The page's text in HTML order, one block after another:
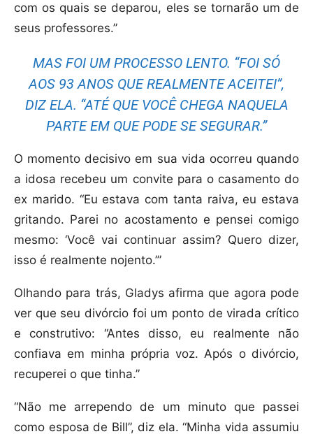
com os quais se deparou, eles se tornarão um de
seus professores.”
MAS FOI UM PROCESSO LENTO. “FOI SÓ
AOS 93 ANOS QUE REALMENTE ACEITEI”,
DIZ ELA. “ATÉ QUE VOCÊ CHEGA NAQUELA
PARTE EM QUE PODE SE SEGURAR.”
O momento decisivo em sua vida ocorreu quando
a idosa recebeu um convite para o casamento do
ex marido. “Eu estava com tanta raiva, eu estava
gritando. Parei no acostamento e pensei comigo
mesmo: ‘Você vai continuar assim? Quero dizer,
isso é realmente nojento.’”
Olhando para trás, Gladys afirma que agora pode
ver que seu divórcio foi um ponto de virada crítico
e construtivo: “Antes disso, eu realmente não
confiava em minha própria voz. Após o divórcio,
recuperei o que tinha.”
“Não me arrependo de um minuto que passei
como esposa de Bill”, diz ela. “Minha vida assumiu